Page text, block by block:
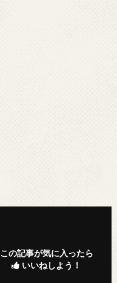
この記事が気に入ったら
いいねしよう！